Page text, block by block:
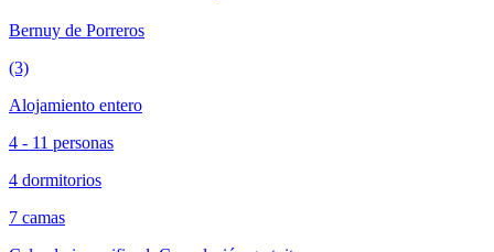
Bernuy de Porreros
(3)
Alojamiento entero
4 - 11 personas
4 dormitorios
7 camas